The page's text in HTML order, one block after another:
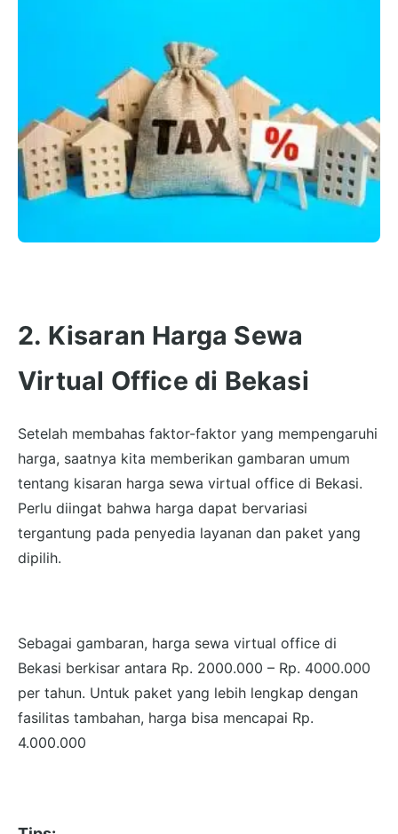
2. Kisaran Harga Sewa
Virtual Office di Bekasi
Setelah membahas faktor-faktor yang mempengaruhi
harga, saatnya kita memberikan gambaran umum
tentang kisaran harga sewa virtual office di Bekasi.
Perlu diingat bahwa harga dapat bervariasi
tergantung pada penyedia layanan dan paket yang
dipilih.
Sebagai gambaran, harga sewa virtual office di
Bekasi berkisar antara Rp. 2000.000 – Rp. 4000.000
per tahun. Untuk paket yang lebih lengkap dengan
fasilitas tambahan, harga bisa mencapai Rp.
4.000.000